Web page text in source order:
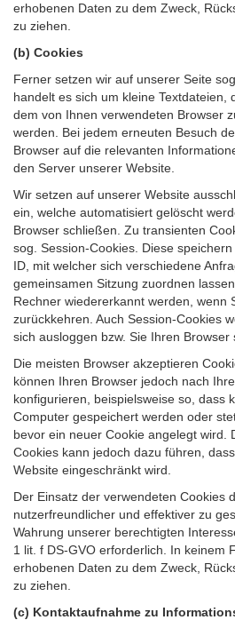
erhobenen Daten zu dem Zweck,
zu ziehen.
(b) Cookies
Ferner setzen wir auf unserer Seite
handelt es sich um kleine Textdateien,
dem von Ihnen verwendeten Browser
werden. Bei jedem erneuten Besuch
Browser auf die relevanten
den Server unserer Website.
Wir setzen auf unserer Website
ein, welche automatisiert gelöscht
Browser schließen. Zu transienten
sog. Session-Cookies. Diese
ID, mit welcher sich verschiedene
gemeinsamen Sitzung zuordnen
Rechner wiedererkannt werden, wenn
zurückkehren. Auch Session-Cookies
sich ausloggen bzw. Sie Ihren Browser
Die meisten Browser akzeptieren
können Ihren Browser jedoch nach
konfigurieren, beispielsweise so, dass
Computer gespeichert werden oder
bevor ein neuer Cookie angelegt wird.
Cookies kann jedoch dazu führen,
Website eingeschränkt wird.
Der Einsatz der verwendeten Cookies
nutzerfreundlicher und effektiver zu
Wahrung unserer berechtigten
1 lit. f DS-GVO erforderlich. In keinem
erhobenen Daten zu dem Zweck,
zu ziehen.
(c) Kontaktaufnahme zu